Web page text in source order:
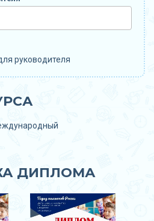
руководителя
ДИПЛОМА